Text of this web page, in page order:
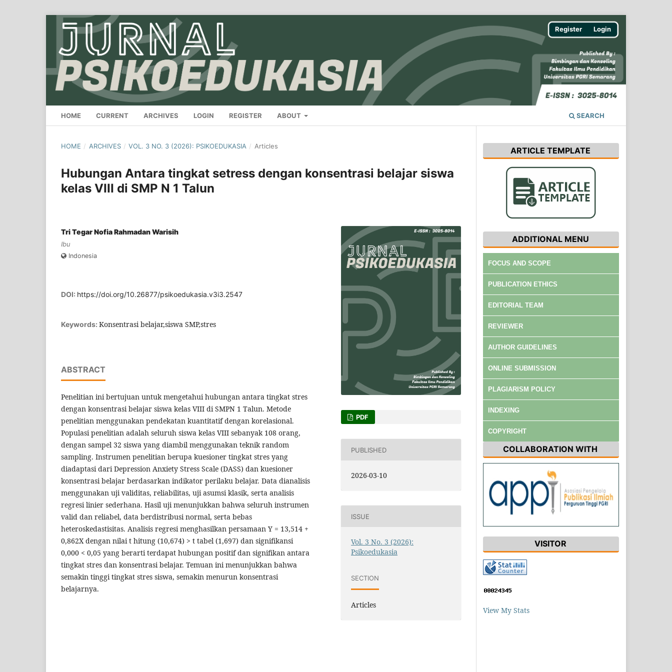
HOME CURRENT ARCHIVES LOGIN REGISTER ABOUT SEARCH
Register Login
HOME / ARCHIVES / VOL. 3 NO. 3 (2026): PSIKOEDUKASIA / Articles
Hubungan Antara tingkat setress dengan konsentrasi belajar siswa
kelas VIII di SMP N 1 Talun
Tri Tegar Nofia Rahmadan Warisih
Ibu
Indonesia
DOI: https://doi.org/10.26877/psikoedukasia.v3i3.2547
Keywords: Konsentrasi belajar,siswa SMP,stres
ABSTRACT
Penelitian ini bertujuan untuk mengetahui hubungan antara tingkat stres
dengan konsentrasi belajar siswa kelas VIII di SMPN 1 Talun. Metode
penelitian menggunakan pendekatan kuantitatif dengan korelasional.
Populasi penelitian adalah seluruh siswa kelas VIII sebanyak 108 orang,
dengan sampel 32 siswa yang diambil menggunakan teknik random
sampling. Instrumen penelitian berupa kuesioner tingkat stres yang
diadaptasi dari Depression Anxiety Stress Scale (DASS) dan kuesioner
konsentrasi belajar berdasarkan indikator perilaku belajar. Data dianalisis
menggunakan uji validitas, reliabilitas, uji asumsi klasik, serta analisis
regresi linier sederhana. Hasil uji menunjukkan bahwa seluruh instrumen
valid dan reliabel, data berdistribusi normal, serta bebas
heteroskedastisitas. Analisis regresi menghasilkan persamaan Y = 13,514 +
0,862X dengan nilai t hitung (10,674) > t tabel (1,697) dan signifikansi
0,000 < 0,05 yang berarti terdapat hubungan positif dan signifikan antara
tingkat stres dan konsentrasi belajar. Temuan ini menunjukkan bahwa
semakin tinggi tingkat stres siswa, semakin menurun konsentrasi
belajarnya.
PDF
PUBLISHED
2026-03-10
ISSUE
Vol. 3 No. 3 (2026):
Psikoedukasia
SECTION
Articles
ARTICLE TEMPLATE
ADDITIONAL MENU
FOCUS AND SCOPE
PUBLICATION ETHICS
EDITORIAL TEAM
REVIEWER
AUTHOR GUIDELINES
ONLINE SUBMISSION
PLAGIARISM POLICY
INDEXING
COPYRIGHT
COLLABORATION WITH
VISITOR
View My Stats